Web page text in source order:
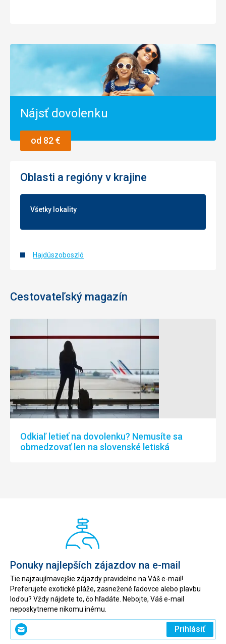
Nájsť dovolenku
od 82 €
Oblasti a regióny v krajine
Všetky lokality
Hajdúszoboszló
Cestovateľský magazín
Odkiaľ letieť na dovolenku? Nemusíte sa
obmedzovať len na slovenské letiská
Ponuky najlepších zájazdov na e-mail
Tie najzaujímavejšie zájazdy pravidelne na Váš e-mail!
Preferujete exotické pláže, zasnežené ľadovce alebo plavbu
loďou? Vždy nájdete to, čo hľadáte. Nebojte, Váš e-mail
neposkytneme nikomu inému.
Zadajte
svoj
Prihlásiť